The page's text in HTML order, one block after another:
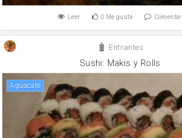
Leer 0 Me gusta Comentar
Entrantes
Sushi: Makis y Rolls
Aguacate